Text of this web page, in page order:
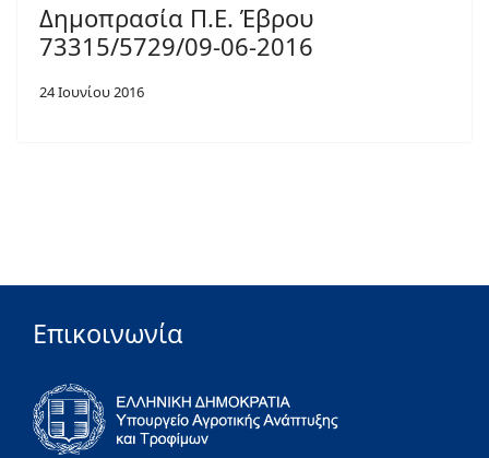
Δημοπρασία Π.Ε. Έβρου
73315/5729/09-06-2016
24 Ιουνίου 2016
Επικοινωνία